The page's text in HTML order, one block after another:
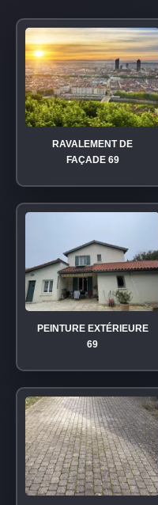
RAVALEMENT DE
FAÇADE 69
PEINTURE EXTÉRIEURE
69